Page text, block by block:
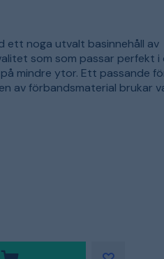
ett noga utvalt basinnehåll av
som som passar perfekt
mindre ytor. Ett passande
av förbandsmaterial brukar